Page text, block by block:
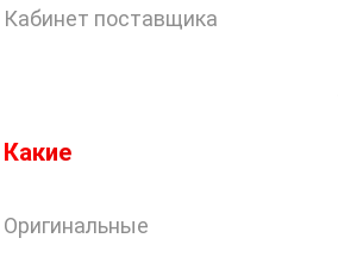
Кабинет поставщика
Какие
Оригинальные